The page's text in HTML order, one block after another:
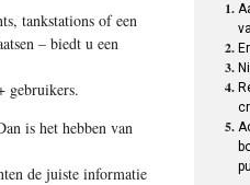
tankstations of een
– biedt u een
gebruikers.
is het hebben van
de juiste informatie